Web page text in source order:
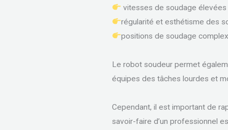
vitesses de soudage élevées
régularité et esthétisme des
positions de soudage
Le robot soudeur permet
équipes des tâches lourdes et
Cependant, il est important de
savoir-faire d’un professionnel